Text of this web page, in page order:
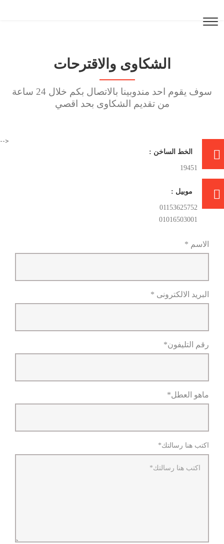
الشكاوى والاقترحات
سوف يقوم احد مندوبينا بالاتصال بكم خلال 24 ساعة
من تقديم الشكاوى بحد اقصي
-->
الخط الساخن :
19451
موبيل :
01153625752
01016503001
الاسم *
البريد الالكترونى *
رقم التليفون*
ماهو العطل*
اكتب هنا رسالتك*